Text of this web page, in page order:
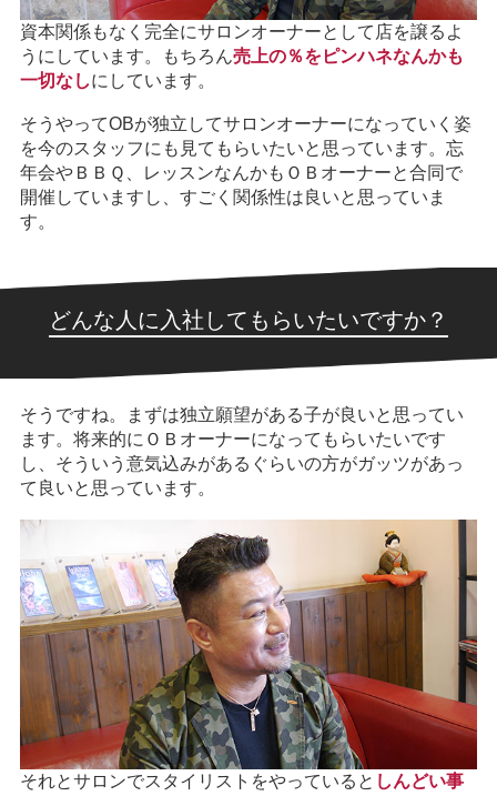
資本関係もなく完全にサロンオーナーとして店を譲るよ
うにしています。もちろん売上の％をピンハネなんかも
一切なしにしています。
そうやってOBが独立してサロンオーナーになっていく姿
を今のスタッフにも見てもらいたいと思っています。忘
年会やＢＢＱ、レッスンなんかもＯＢオーナーと合同で
開催していますし、すごく関係性は良いと思っていま
す。
どんな人に入社してもらいたいですか？
そうですね。まずは独立願望がある子が良いと思ってい
ます。将来的にＯＢオーナーになってもらいたいです
し、そういう意気込みがあるぐらいの方がガッツがあっ
て良いと思っています。
それとサロンでスタイリストをやっていると しんどい事